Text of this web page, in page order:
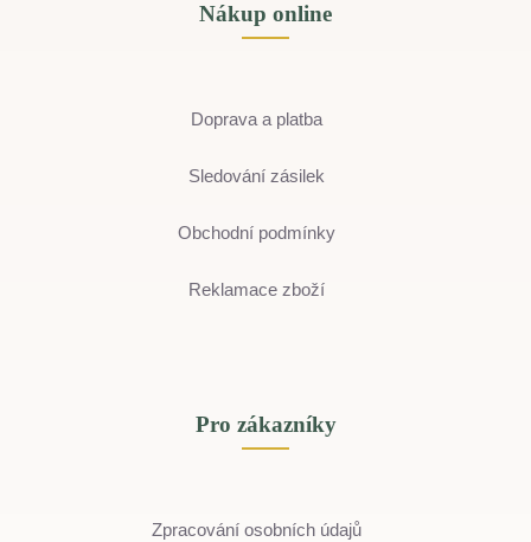
Nákup online
Doprava a platba
Sledování zásilek
Obchodní podmínky
Reklamace zboží
Pro zákazníky
Zpracování osobních údajů